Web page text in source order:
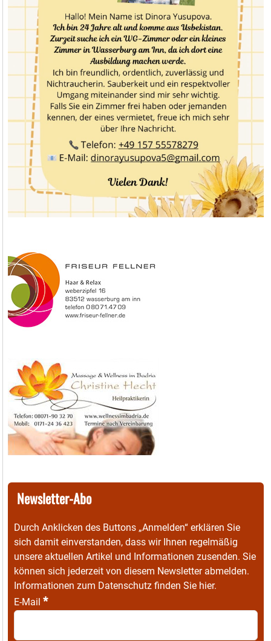
Newsletter-Abo
Durch Anklicken des Buttons „Anmelden“ erklären Sie
sich damit einverstanden, dass wir Ihnen regelmäßig
unsere aktuellen Artikel und Informationen zusenden. Sie
können sich jederzeit von diesem Newsletter abmelden.
Informationen zum Datenschutz finden Sie hier.
E-Mail *